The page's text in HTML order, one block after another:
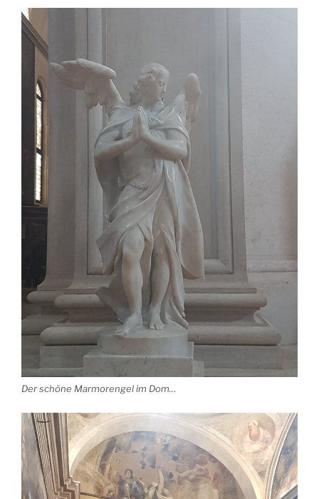
Der schöne Marmorengel im Dom…